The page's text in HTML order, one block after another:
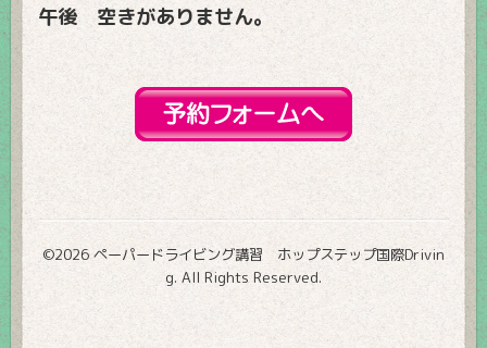
午後 空きがありません。
©2026 ペーパードライビング講習 ホップステップ国際Drivin
g. All Rights Reserved.